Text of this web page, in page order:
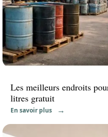
Les meilleurs endroits
litres gratuit
En savoir plus